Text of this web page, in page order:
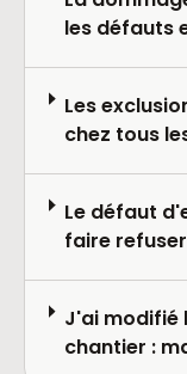
les défauts
Les
chez tous
Le défaut
faire
J'ai modifié
chantier :